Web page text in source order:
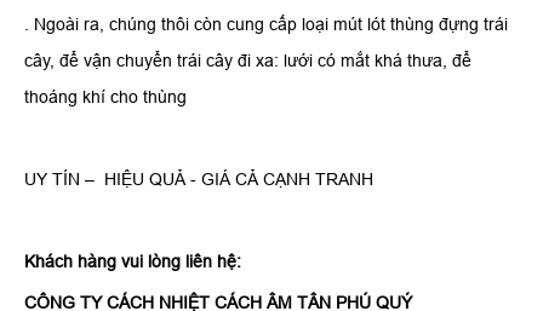
. Ngoài ra, chúng thôi còn cung cấp loại mút lót thùng đựng trái
cây, để vận chuyển trái cây đi xa: lưới có mắt khá thưa, để
thoáng khí cho thùng
UY TÍN – HIỆU QUẢ - GIÁ CẢ CẠNH TRANH
Khách hàng vui lòng liên hệ:
CÔNG TY CÁCH NHIỆT CÁCH ÂM TÂN PHÚ QUÝ